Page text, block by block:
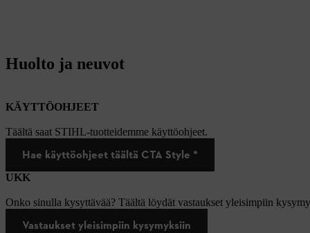
Huolto ja neuvot
KÄYTTÖOHJEET
Täältä saat STIHL-tuotteidemme käyttöohjeet.
Hae käyttöohjeet täältä CTA Style *
UKK
Onko sinulla kysyttävää? Täältä löydät vastaukset yleisimpiin
Vastaukset yleisimpiin kysymyksiin